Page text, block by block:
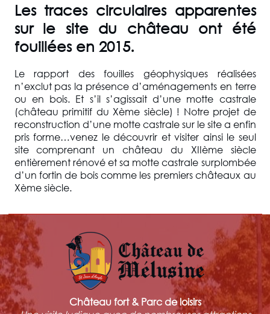
Les traces circulaires apparentes
sur le site du château ont été
fouillées en 2015.
Le rapport des fouilles géophysiques réalisées
n’exclut pas la présence d’aménagements en terre
ou en bois. Et s’il s’agissait d’une motte castrale
(château primitif du Xème siècle) ! Notre projet de
reconstruction d’une motte castrale sur le site a enfin
pris forme…venez le découvrir et visiter ainsi le seul
site comprenant un château du XIIème siècle
entièrement rénové et sa motte castrale surplombée
d’un fortin de bois comme les premiers châteaux au
Xème siècle.
Château fort & Parc de loisirs